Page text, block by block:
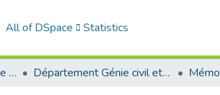
All of DSpace Statistics
Faculté des sciences et de la technologie Département Génie civil et Architecture